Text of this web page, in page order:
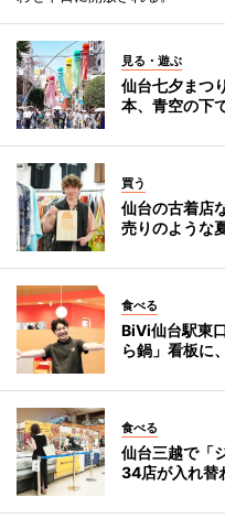
見る・遊ぶ
仙台七夕まつ
本、青空の下
買う
仙台の古着店
売りのような
食べる
BiVi仙台駅東
ら鍋」看板に
食べる
仙台三越で「
34店が入れ替